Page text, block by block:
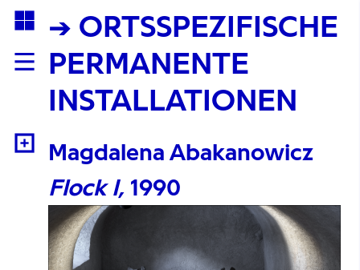
→ ORTSSPEZIFISCHE
PERMANENTE
INSTALLATIONEN
Magdalena Abakanowicz
Flock I, 1990